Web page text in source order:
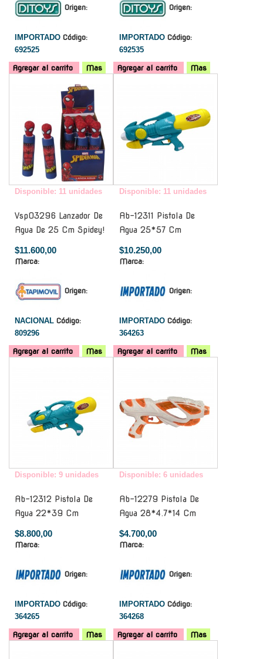
Origen:
IMPORTADO Código:
692525
Agregar al carrito Mas
Origen:
IMPORTADO Código:
692535
Agregar al carrito
Mas
Disponible: 11 unidades
Vsp03296 Lanzador De
Agua De 25 Cm Spidey!
$11.600,00
Marca:
Origen:
NACIONAL Código:
809296
Agregar al carrito Mas
Disponible: 11 unidades
Ab-12311 Pistola De
Agua 25*57 Cm
$10.250,00
Marca:
Origen:
IMPORTADO Código:
364263
Agregar al carrito
Mas
Disponible: 9 unidades
Ab-12312 Pistola De
Agua 22*39 Cm
$8.800,00
Marca:
Origen:
IMPORTADO Código:
364265
Agregar al carrito Mas
Disponible: 6 unidades
Ab-12279 Pistola De
Agua 28*4.7*14 Cm
$4.700,00
Marca:
Origen:
IMPORTADO Código:
364268
Agregar al carrito
Mas